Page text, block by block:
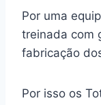
Por uma
treinada com
fabricação
Por isso os